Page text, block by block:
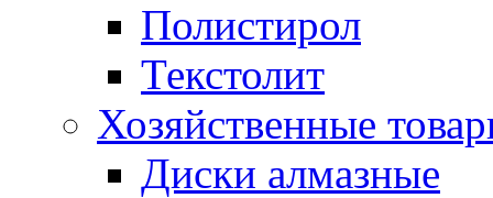
Полистирол
Текстолит
Хозяйственные
Диски алмазные